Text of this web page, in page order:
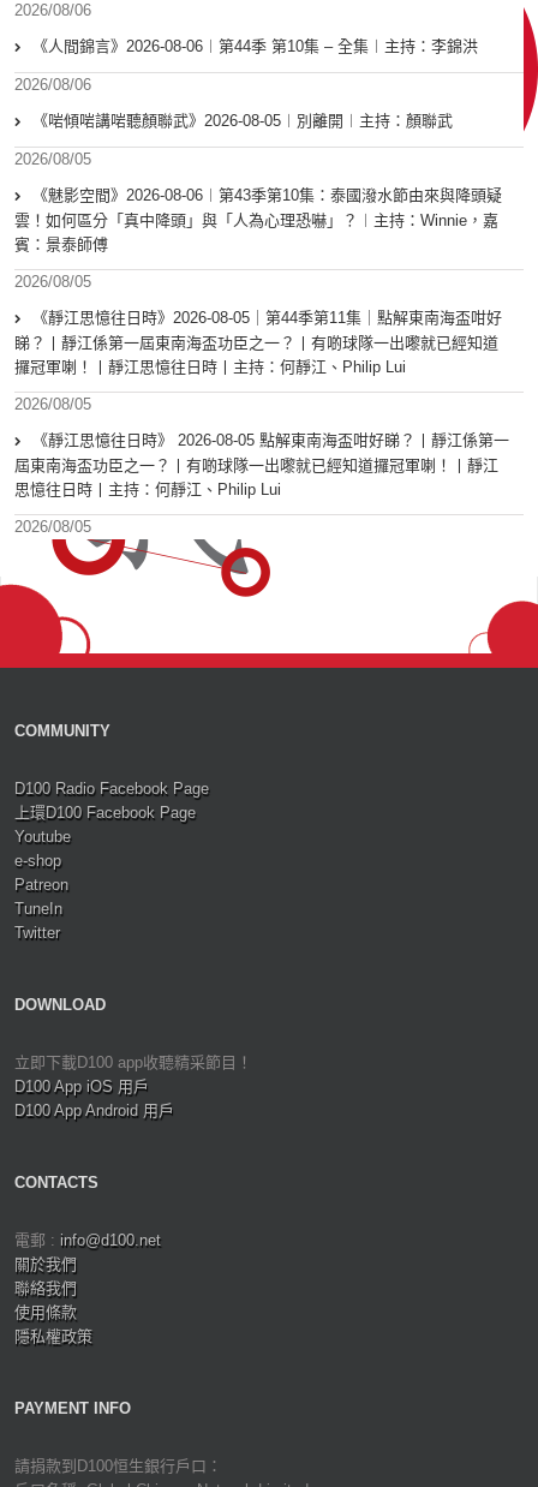
2026/08/06
《人間錦言》2026-08-06︱第44季 第10集 – 全集︱主持：李錦洪
2026/08/06
《啱傾啱講啱聽顏聯武》2026-08-05︱別離開︱主持：顏聯武
2026/08/05
《魅影空間》2026-08-06︱第43季第10集：泰國潑水節由來與降頭疑
雲！如何區分「真中降頭」與「人為心理恐嚇」？︱主持：Winnie，嘉
賓：景泰師傅
2026/08/05
《靜江思憶往日時》2026-08-05｜第44季第11集｜點解東南海盃咁好
睇？丨靜江係第一屆東南海盃功臣之一？丨有啲球隊一出嚟就已經知道
攞冠軍喇！丨靜江思憶往日時丨主持：何靜江、Philip Lui
2026/08/05
《靜江思憶往日時》 2026-08-05 點解東南海盃咁好睇？丨靜江係第一
屆東南海盃功臣之一？丨有啲球隊一出嚟就已經知道攞冠軍喇！丨靜江
思憶往日時丨主持：何靜江、Philip Lui
2026/08/05
COMMUNITY
D100 Radio Facebook Page
上環D100 Facebook Page
Youtube
e-shop
Patreon
TuneIn
Twitter
DOWNLOAD
立即下載D100 app收聽精采節目！
D100 App iOS 用戶
D100 App Android 用戶
CONTACTS
電郵 : info@d100.net
關於我們
聯絡我們
使用條款
隱私權政策
PAYMENT INFO
請捐款到D100恒生銀行戶口：